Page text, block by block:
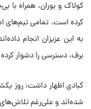
کولاک و بوران، همراه با
کرده است. تمامی تیم‌های
به این عزیزان انجام
برف، دسترسی را دشوار
کبادی اظهار داشت: روز
شده‌اند و علی‌رغم